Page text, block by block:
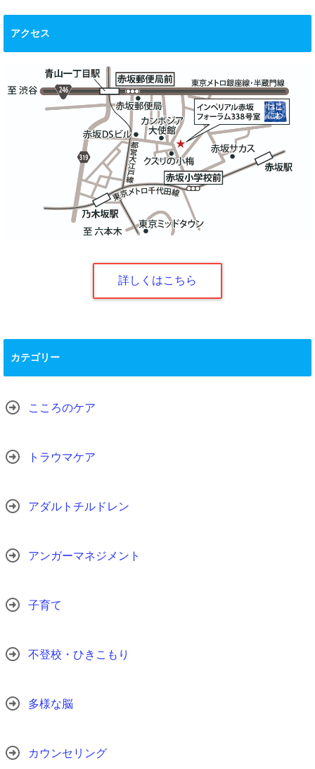
アクセス
詳しくはこちら
カテゴリー
こころのケア
トラウマケア
アダルトチルドレン
アンガーマネジメント
子育て
不登校・ひきこもり
多様な脳
カウンセリング